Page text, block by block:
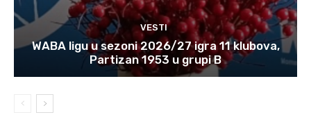
VESTI
WABA ligu u sezoni 2026/27 igra 11 klubova,
Partizan 1953 u grupi B